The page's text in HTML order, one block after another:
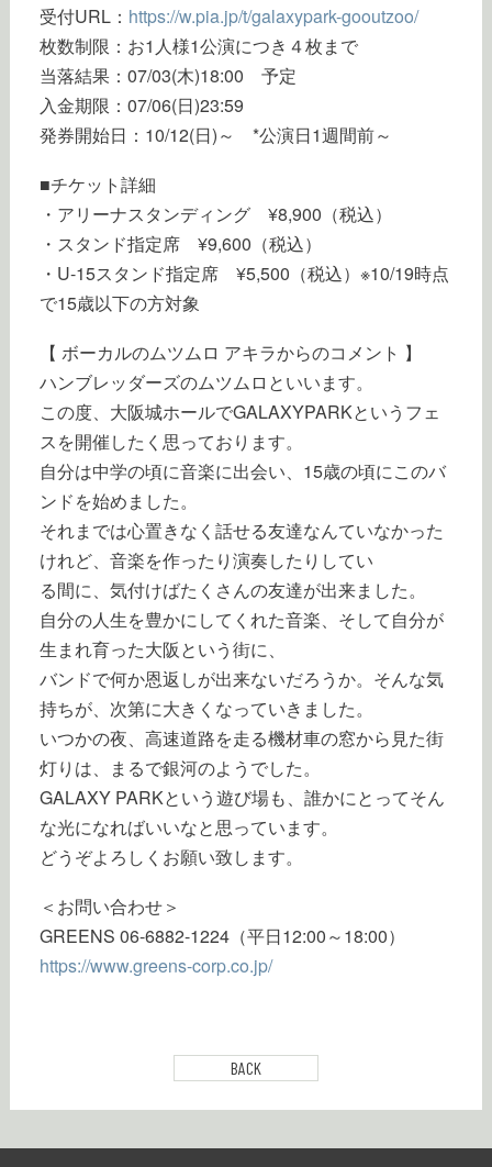
受付URL： https://w.pia.jp/t/galaxypark-gooutzoo/
枚数制限：お1人様1公演につき４枚まで
当落結果：07/03(木)18:00 予定
入金期限：07/06(日)23:59
発券開始日：10/12(日)～ *公演日1週間前～
■チケット詳細
・アリーナスタンディング ¥8,900（税込）
・スタンド指定席 ¥9,600（税込）
・U-15スタンド指定席 ¥5,500（税込）※10/19時点
で15歳以下の方対象
【 ボーカルのムツムロ アキラからのコメント 】
ハンブレッダーズのムツムロといいます。
この度、大阪城ホールでGALAXYPARKというフェ
スを開催したく思っております。
自分は中学の頃に音楽に出会い、15歳の頃にこのバ
ンドを始めました。
それまでは心置きなく話せる友達なんていなかった
けれど、音楽を作ったり演奏したりしてい
る間に、気付けばたくさんの友達が出来ました。
自分の人生を豊かにしてくれた音楽、そして自分が
生まれ育った大阪という街に、
バンドで何か恩返しが出来ないだろうか。そんな気
持ちが、次第に大きくなっていきました。
いつかの夜、高速道路を走る機材車の窓から見た街
灯りは、まるで銀河のようでした。
GALAXY PARKという遊び場も、誰かにとってそん
な光になればいいなと思っています。
どうぞよろしくお願い致します。
＜お問い合わせ＞
GREENS 06-6882-1224（平日12:00～18:00）
https://www.greens-corp.co.jp/
BACK